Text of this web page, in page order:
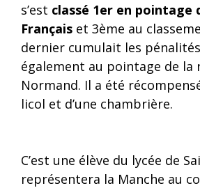
s’est classé 1er en pointage
Français et 3ème au
dernier cumulait les
également au pointage de la
Normand. Il a été
licol et d’une chambrière.
C’est une élève du lycée de
représentera la Manche au